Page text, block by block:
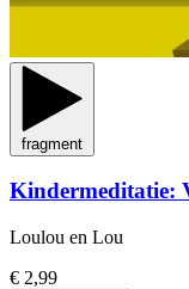
fragment
Kindermeditatie:
Loulou en Lou
€ 2,99